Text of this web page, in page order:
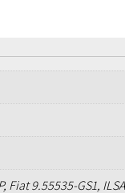
Fiat 9.55535-GS1,